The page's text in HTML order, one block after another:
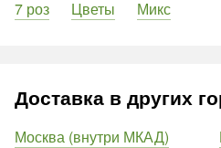
7 роз
Цветы Микс
Доставка в других
Москва (внутри МКАД)